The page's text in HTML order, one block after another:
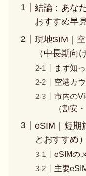
結論：あな
おすすめ早
現地SIM｜
（中長期向け
まず知
空港カ
市内の
（割安
eSIM｜短期
とおすすめ）
eSIMの
主要